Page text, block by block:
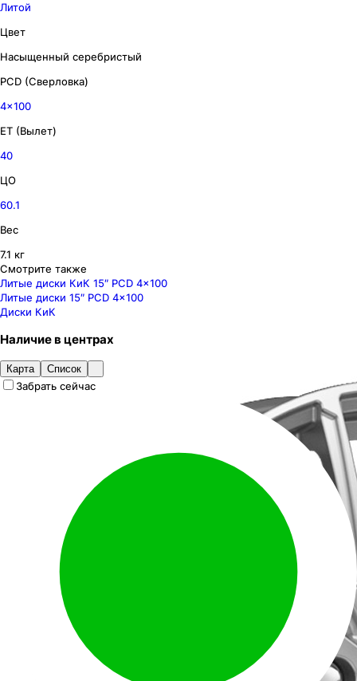
Литой
Цвет
Насыщенный серебристый
PCD (Сверловка)
4x100
ET (Вылет)
40
ЦО
60.1
Вес
7.1 кг
Смотрите также
Литые диски КиК 15″ PCD 4x100
Литые диски 15″ PCD 4x100
Диски КиК
Наличиев центрах
Карта Список
Забрать сейчас